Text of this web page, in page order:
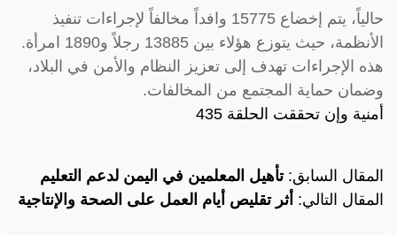
حالياً، يتم إخضاع 15775 وافداً مخالفاً لإجراءات تنفيذ
الأنظمة، حيث يتوزع هؤلاء بين 13885 رجلاً و1890 امرأة.
هذه الإجراءات تهدف إلى تعزيز النظام والأمن في البلاد،
وضمان حماية المجتمع من المخالفات.
أمنية وإن تحققت الحلقة 435
المقال السابق:تأهيل المعلمين في اليمن لدعم التعليم
المقال التالي: أثر تقليص أيام العمل على الصحة والإنتاجية